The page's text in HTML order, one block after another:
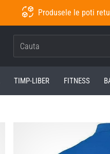
Produsele le poti
TIMP-LIBER FITNESS